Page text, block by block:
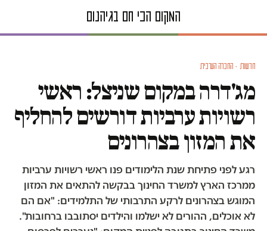
חדשות · החברה הערבית
מג'דרה במקום שניצל: ראשי
רשויות ערביות דורשים להחליף
את המזון בצהרונים
רגע לפני פתיחת שנת הלימודים פנו ראשי רשויות ערביות
ממרכז הארץ למשרד החינוך בבקשה להתאים את המזון
המוגש בצהרונים לרקע התרבותי של התלמידים: "אם הם
לא אוכלים, ההורים לא ישלמו והילדים יסתובבו ברחובות".